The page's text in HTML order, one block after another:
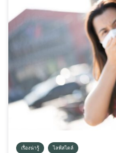
เรื่องน่ารู้ ไลฟ์สไตล์